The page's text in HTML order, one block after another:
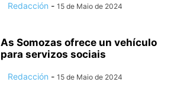
Redacción - 15 de Maio de 2024
As Somozas ofrece un vehículo
para servizos sociais
Redacción - 15 de Maio de 2024